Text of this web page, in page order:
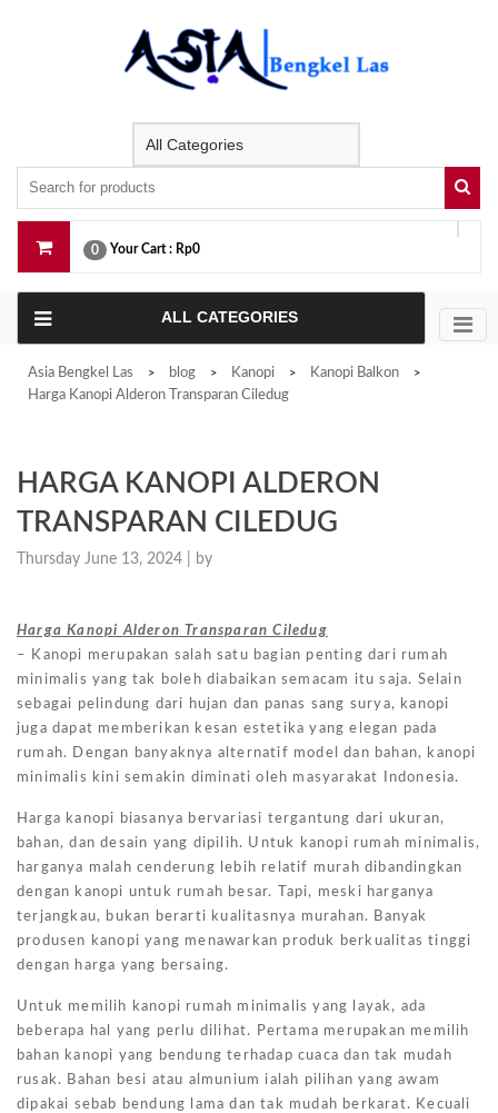
0 Your Cart : Rp0
ALL CATEGORIES
Asia Bengkel Las > blog > Kanopi > Kanopi Balkon >
Harga Kanopi Alderon Transparan Ciledug
HARGA KANOPI ALDERON
TRANSPARAN CILEDUG
Thursday June 13, 2024 | by
Harga Kanopi Alderon Transparan Ciledug
– Kanopi merupakan salah satu bagian penting dari rumah
minimalis yang tak boleh diabaikan semacam itu saja. Selain
sebagai pelindung dari hujan dan panas sang surya, kanopi
juga dapat memberikan kesan estetika yang elegan pada
rumah. Dengan banyaknya alternatif model dan bahan, kanopi
minimalis kini semakin diminati oleh masyarakat Indonesia.
Harga kanopi biasanya bervariasi tergantung dari ukuran,
bahan, dan desain yang dipilih. Untuk kanopi rumah minimalis,
harganya malah cenderung lebih relatif murah dibandingkan
dengan kanopi untuk rumah besar. Tapi, meski harganya
terjangkau, bukan berarti kualitasnya murahan. Banyak
produsen kanopi yang menawarkan produk berkualitas tinggi
dengan harga yang bersaing.
Untuk memilih kanopi rumah minimalis yang layak, ada
beberapa hal yang perlu dilihat. Pertama merupakan memilih
bahan kanopi yang bendung terhadap cuaca dan tak mudah
rusak. Bahan besi atau almunium ialah pilihan yang awam
dipakai sebab bendung lama dan tak mudah berkarat. Kecuali